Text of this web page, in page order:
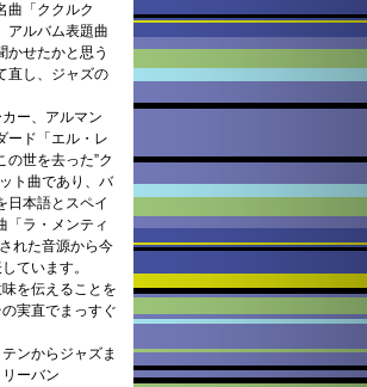
曲「ククルク
アルバム表題曲
かせたかと思う
直し、ジャズの
ー、アルマン
ード「エル・レ
世を去った”ク
ト曲であり、バ
日本語とスペイ
「ラ・メンティ
れた音源から今
ています。
を伝えることを
実直でまっすぐ
ンからジャズま
ーバン